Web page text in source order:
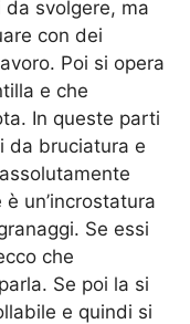
svolgere, ma
con dei
Poi si opera
e che
In queste parti
da bruciatura e
un’incrostatura
Se essi
che
Se poi la si
e quindi si